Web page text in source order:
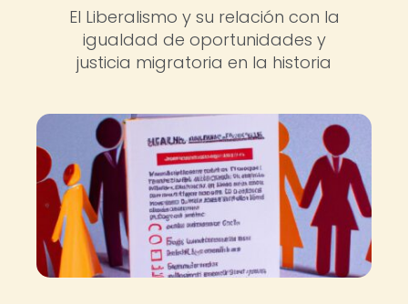
El Liberalismo y su relación con la
igualdad de oportunidades y
justicia migratoria en la historia